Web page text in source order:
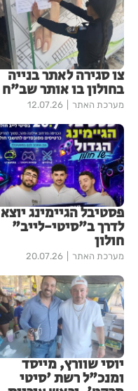
צו סגירה לאתר בנייה
בחולון בו אותר שב"ח
מערכת האתר 12.07.26
פסטיבל הגיימינג יוצא
לדרך ב"סיטי-לייב"
חולון
מערכת האתר 20.07.26
יוסי שוורץ, מייסד
ומנכ"ל רשת 'סיטי